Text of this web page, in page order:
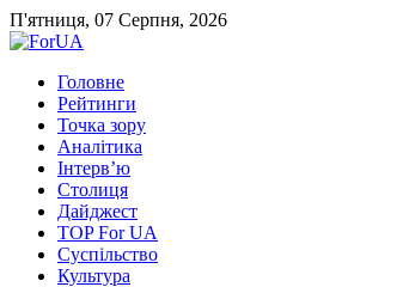
П'ятниця, 07 Серпня, 2026
Головне
Рейтинги
Точка зору
Аналітика
Інтерв’ю
Столиця
Дайджест
TOP For UA
Суспiльство
Культура